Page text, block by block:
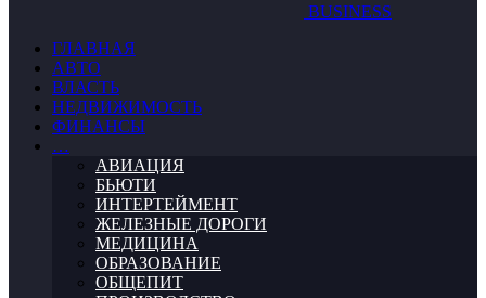
BUSINESS
ГЛАВНАЯ
АВТО
ВЛАСТЬ
НЕДВИЖИМОСТЬ
ФИНАНСЫ
…
АВИАЦИЯ
БЬЮТИ
ИНТЕРТЕЙМЕНТ
ЖЕЛЕЗНЫЕ ДОРОГИ
МЕДИЦИНА
ОБРАЗОВАНИЕ
ОБЩЕПИТ